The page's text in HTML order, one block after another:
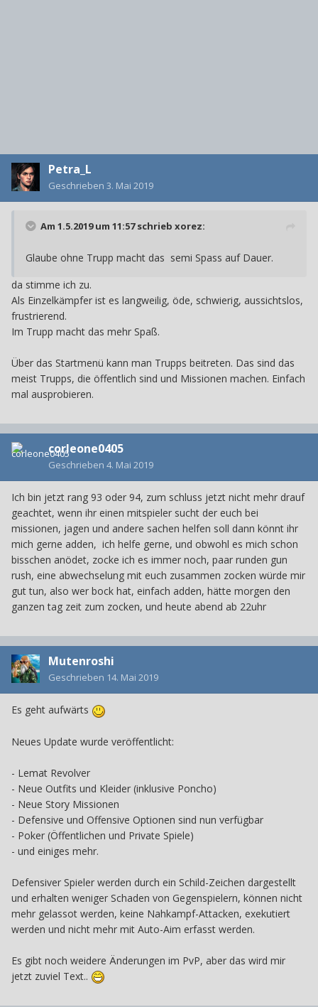
Petra_L
Geschrieben 3. Mai 2019
Am 1.5.2019 um 11:57 schrieb xorez:
Glaube ohne Trupp macht das semi Spass auf Dauer.
da stimme ich zu.
Als Einzelkämpfer ist es langweilig, öde, schwierig, aussichtslos,
frustrierend.
Im Trupp macht das mehr Spaß.
Über das Startmenü kann man Trupps beitreten. Das sind das
meist Trupps, die öffentlich sind und Missionen machen. Einfach
mal ausprobieren.
corleone0405
Geschrieben 4. Mai 2019
Ich bin jetzt rang 93 oder 94, zum schluss jetzt nicht mehr drauf
geachtet, wenn ihr einen mitspieler sucht der euch bei
missionen, jagen und andere sachen helfen soll dann könnt ihr
mich gerne adden, ich helfe gerne, und obwohl es mich schon
bisschen anödet, zocke ich es immer noch, paar runden gun
rush, eine abwechselung mit euch zusammen zocken würde mir
gut tun, also wer bock hat, einfach adden, hätte morgen den
ganzen tag zeit zum zocken, und heute abend ab 22uhr
Mutenroshi
Geschrieben 14. Mai 2019
Es geht aufwärts
Neues Update wurde veröffentlicht:
- Lemat Revolver
- Neue Outfits und Kleider (inklusive Poncho)
- Neue Story Missionen
- Defensive und Offensive Optionen sind nun verfügbar
- Poker (Öffentlichen und Private Spiele)
- und einiges mehr.
Defensiver Spieler werden durch ein Schild-Zeichen dargestellt
und erhalten weniger Schaden von Gegenspielern, können nicht
mehr gelassot werden, keine Nahkampf-Attacken, exekutiert
werden und nicht mehr mit Auto-Aim erfasst werden.
Es gibt noch weidere Änderungen im PvP, aber das wird mir
jetzt zuviel Text..